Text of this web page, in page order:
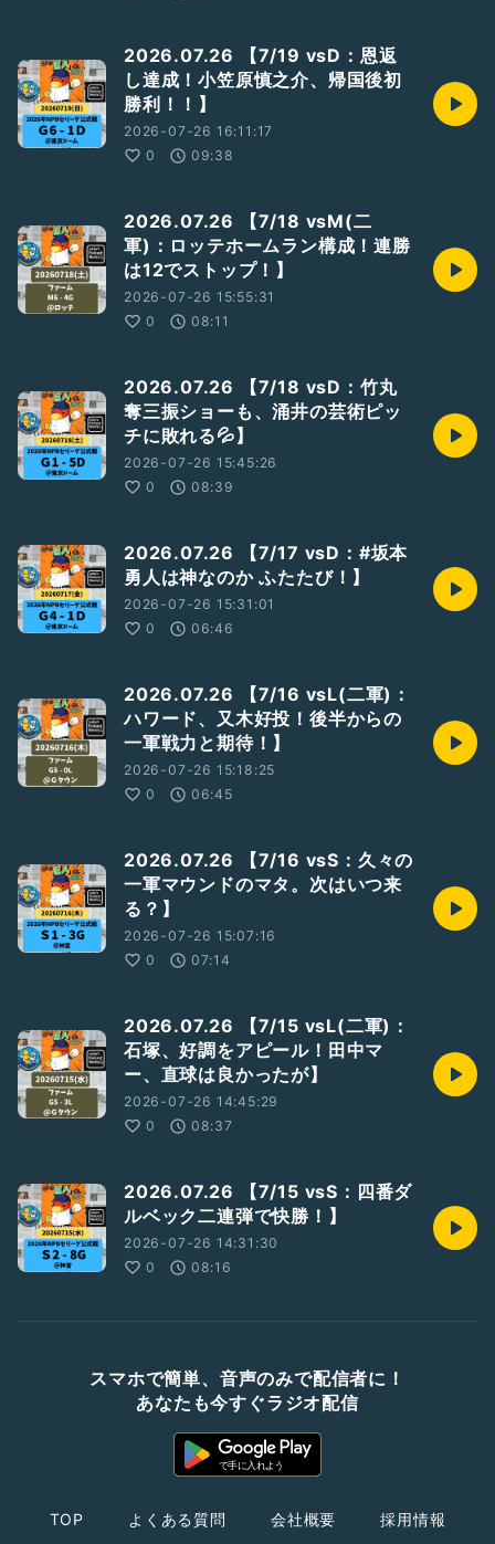
2026.07.26 【7/19 vsD：恩返
し達成！小笠原慎之介、帰国後初
勝利！！】
2026-07-26 16:11:17
0
09:38
2026.07.26 【7/18 vsM(二
軍)：ロッテホームラン構成！連勝
は12でストップ！】
2026-07-26 15:55:31
0
08:11
2026.07.26 【7/18 vsD：竹丸
奪三振ショーも、涌井の芸術ピッ
チに敗れる💦】
2026-07-26 15:45:26
0
08:39
2026.07.26 【7/17 vsD：#坂本
勇人は神なのか ふたたび！】
2026-07-26 15:31:01
0
06:46
2026.07.26 【7/16 vsL(二軍)：
ハワード、又木好投！後半からの
一軍戦力と期待！】
2026-07-26 15:18:25
0
06:45
2026.07.26 【7/16 vsS：久々の
一軍マウンドのマタ。次はいつ来
る？】
2026-07-26 15:07:16
0
07:14
2026.07.26 【7/15 vsL(二軍)：
石塚、好調をアピール！田中マ
ー、直球は良かったが】
2026-07-26 14:45:29
0
08:37
2026.07.26 【7/15 vsS：四番ダ
ルベック二連弾で快勝！】
2026-07-26 14:31:30
0
08:16
スマホで簡単、音声のみで配信者に！
あなたも今すぐラジオ配信
TOP よくある質問 会社概要
採用情報